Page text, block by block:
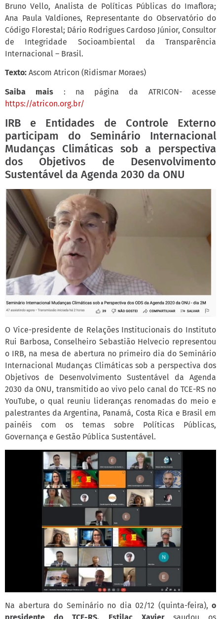
Bruno Vello, Analista de Políticas Públicas do Imaflora;
Ana Paula Valdiones, Representante do Observatório do
Código Florestal; Dário Rodrigues Cardoso Júnior, Consultor
de Integridade Socioambiental da Transparência
Internacional – Brasil.
Texto: Ascom Atricon (Ridismar Moraes)
Saiba mais : na página da ATRICON- acesse
https://atricon.org.br/
IRB e Entidades de Controle Externo
participam do Seminário Internacional
Mudanças Climáticas sob a perspectiva
dos Objetivos de Desenvolvimento
Sustentável da Agenda 2030 da ONU
O Vice-presidente de Relações Institucionais do Instituto
Rui Barbosa, Conselheiro Sebastião Helvecio representou
o IRB, na mesa de abertura no primeiro dia do Seminário
Internacional Mudanças Climáticas sob a perspectiva dos
Objetivos de Desenvolvimento Sustentável da Agenda
2030 da ONU, transmitido ao vivo pelo canal do TCE-RS no
YouTube, o qual reuniu lideranças renomadas do meio e
palestrantes da Argentina, Panamá, Costa Rica e Brasil em
painéis com os temas sobre Políticas Públicas,
Governança e Gestão Pública Sustentável.
Na abertura do Seminário no dia 02/12 (quinta-feira), o